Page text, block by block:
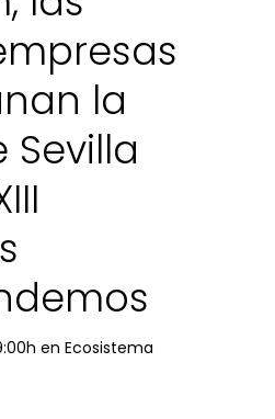
la
Sevilla
en Ecosistema